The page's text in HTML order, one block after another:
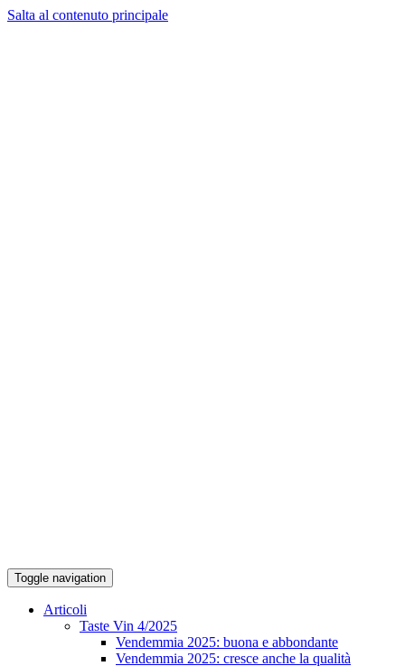
Salta al contenuto principale
Toggle navigation
Articoli
Taste Vin 4/2025
Vendemmia 2025: buona e abbondante
Vendemmia 2025: cresce anche la qualità